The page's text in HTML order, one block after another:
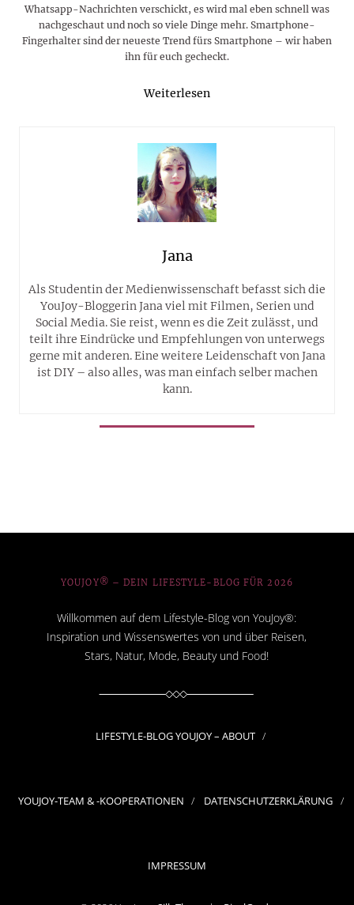
Whatsapp-Nachrichten verschickt, es wird mal eben schnell was
nachgeschaut und noch so viele Dinge mehr. Smartphone-
Fingerhalter sind der neueste Trend fürs Smartphone – wir haben
ihn für euch gecheckt.
Weiterlesen
Jana
Als Studentin der Medienwissenschaft befasst sich die
YouJoy-Bloggerin Jana viel mit Filmen, Serien und
Social Media. Sie reist, wenn es die Zeit zulässt, und
teilt ihre Eindrücke und Empfehlungen von unterwegs
gerne mit anderen. Eine weitere Leidenschaft von Jana
ist DIY – also alles, was man einfach selber machen
kann.
YOUJOY® – DEIN LIFESTYLE-BLOG FÜR 2026
Willkommen auf dem Lifestyle-Blog von YouJoy®:
Inspiration und Wissenswertes von und über Reisen,
Stars, Natur, Mode, Beauty und Food!
LIFESTYLE-BLOG YOUJOY – ABOUT
YOUJOY-TEAM & -KOOPERATIONEN DATENSCHUTZERKLÄRUNG
IMPRESSUM